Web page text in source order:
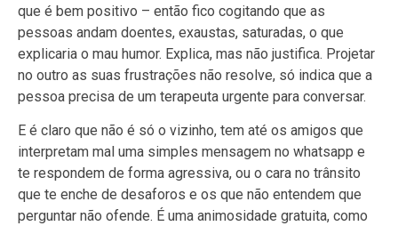
que é bem positivo – então fico cogitando que as
pessoas andam doentes, exaustas, saturadas, o que
explicaria o mau humor. Explica, mas não justifica. Projetar
no outro as suas frustrações não resolve, só indica que a
pessoa precisa de um terapeuta urgente para conversar.
E é claro que não é só o vizinho, tem até os amigos que
interpretam mal uma simples mensagem no whatsapp e
te respondem de forma agressiva, ou o cara no trânsito
que te enche de desaforos e os que não entendem que
perguntar não ofende. É uma animosidade gratuita, como